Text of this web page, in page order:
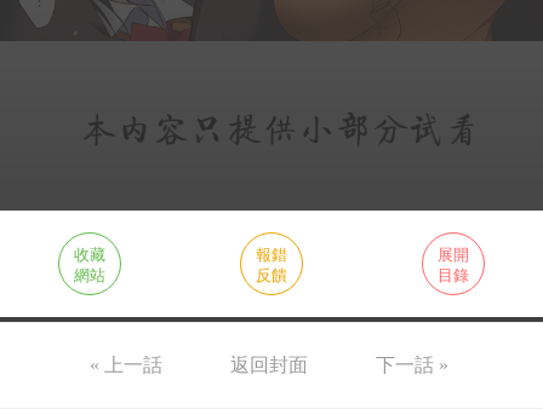
收藏
網站
報錯
反饋
展開
目錄
« 上一話 返回封面 下一話 »